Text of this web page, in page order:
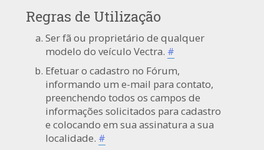
Regras de Utilização
Ser fã ou proprietário de qualquer
modelo do veículo Vectra. #
Efetuar o cadastro no Fórum,
informando um e-mail para contato,
preenchendo todos os campos de
informações solicitados para cadastro
e colocando em sua assinatura a sua
localidade. #